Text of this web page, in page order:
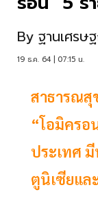
By ฐานเศรษ
19 ธ.ค. 64 | 07:15 น.
สาธารณสุ
“โอมิครอ
ประเทศ มี
ตูนิเซียแล